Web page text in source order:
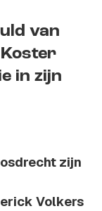
van
in zijn
zijn
Volkers